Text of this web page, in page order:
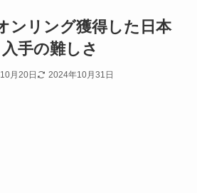
ンリング獲得した日本
手の難しさ
月20日 2024年10月31日